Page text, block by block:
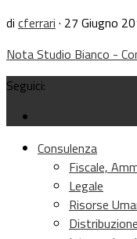
di cferrari · 27 Giugno
Nota Studio Bianco -
Seguici:
Consulenza
Fiscale,
Legale
Risorse
Distribuzione